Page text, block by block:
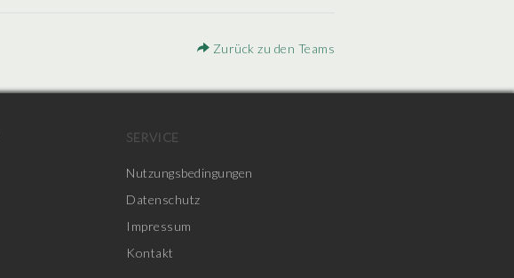
Zurück zu den Teams
SERVICE
Nutzungsbedingungen
Datenschutz
Impressum
Kontakt